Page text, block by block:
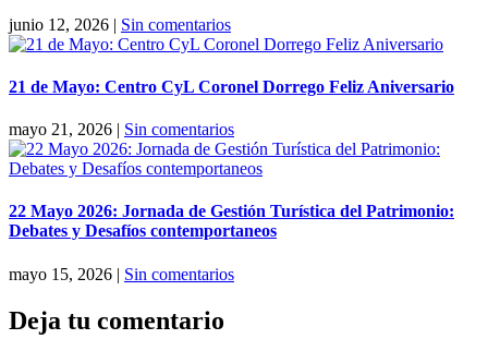
junio 12, 2026 | Sin comentarios
21 de Mayo: Centro CyL Coronel Dorrego Feliz Aniversario
mayo 21, 2026 | Sin comentarios
22 Mayo 2026: Jornada de Gestión Turística del Patrimonio:
Debates y Desafíos contemportaneos
mayo 15, 2026 | Sin comentarios
Deja tu comentario